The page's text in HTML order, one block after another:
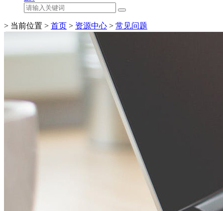
> 当前位置 > 首页 > 资源中心 > 常见问题